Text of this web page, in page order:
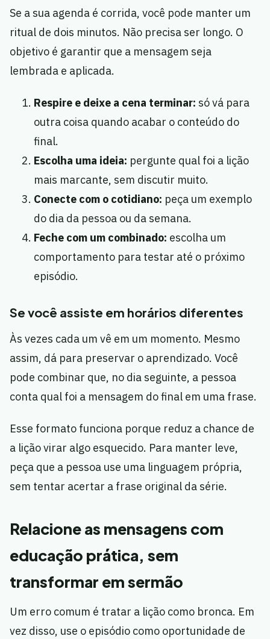
Se a sua agenda é corrida, você pode manter um
ritual de dois minutos. Não precisa ser longo. O
objetivo é garantir que a mensagem seja
lembrada e aplicada.
Respire e deixe a cena terminar: só vá para
outra coisa quando acabar o conteúdo do
final.
Escolha uma ideia: pergunte qual foi a lição
mais marcante, sem discutir muito.
Conecte com o cotidiano: peça um exemplo
do dia da pessoa ou da semana.
Feche com um combinado: escolha um
comportamento para testar até o próximo
episódio.
Se você assiste em horários diferentes
Às vezes cada um vê em um momento. Mesmo
assim, dá para preservar o aprendizado. Você
pode combinar que, no dia seguinte, a pessoa
conta qual foi a mensagem do final em uma frase.
Esse formato funciona porque reduz a chance de
a lição virar algo esquecido. Para manter leve,
peça que a pessoa use uma linguagem própria,
sem tentar acertar a frase original da série.
Relacione as mensagens com
educação prática, sem
transformar em sermão
Um erro comum é tratar a lição como bronca. Em
vez disso, use o episódio como oportunidade de